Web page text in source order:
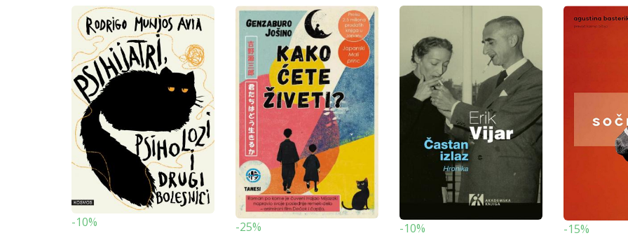
-10% -25% -10% -15%